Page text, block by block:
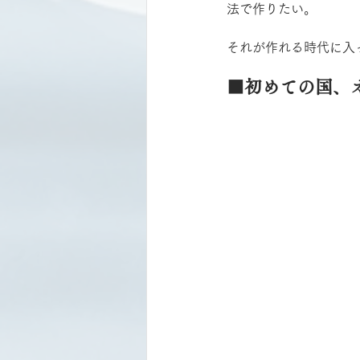
法で作りたい。
それが作れる時代に入
■初めての国、